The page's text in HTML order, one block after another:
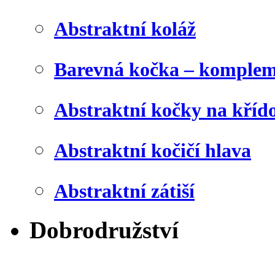
Abstraktní koláž
Barevná kočka –
Abstraktní kočky na
Abstraktní kočičí hlava
Abstraktní zátiší
Dobrodružství